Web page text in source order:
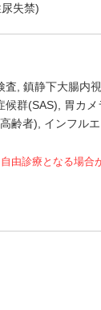
失禁)
査 鎮静下大腸内
候群(SAS) 胃カ
齢者) インフル
由診療となる場合